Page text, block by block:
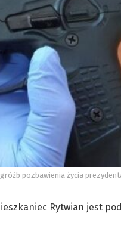
pozbawienia życia
Rytwian jest